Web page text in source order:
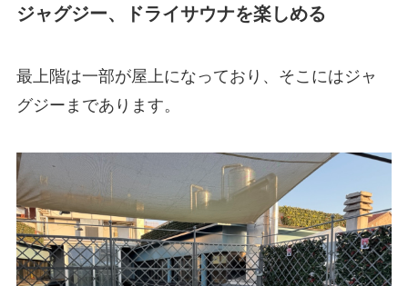
ジャグジー、ドライサウナを楽しめる
最上階は一部が屋上になっており、そこにはジャ
グジーまであります。